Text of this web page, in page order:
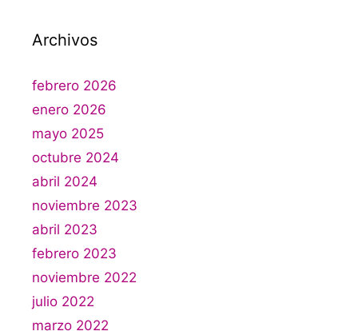
Archivos
febrero 2026
enero 2026
mayo 2025
octubre 2024
abril 2024
noviembre 2023
abril 2023
febrero 2023
noviembre 2022
julio 2022
marzo 2022